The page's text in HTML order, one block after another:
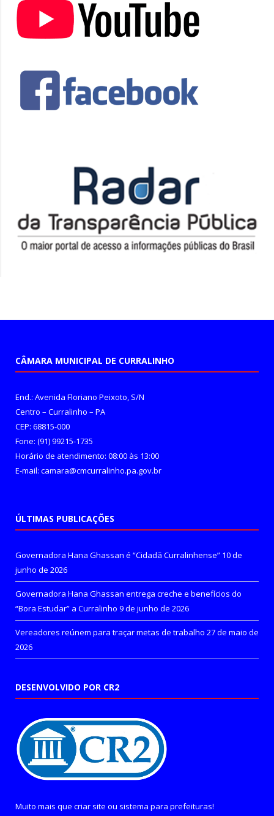
CÂMARA MUNICIPAL DE CURRALINHO
End.: Avenida Floriano Peixoto, S/N
Centro – Curralinho – PA
CEP: 68815-000
Fone: (91) 99215-1735
Horário de atendimento: 08:00 às 13:00
E-mail: camara@cmcurralinho.pa.gov.br
ÚLTIMAS PUBLICAÇÕES
Governadora Hana Ghassan é “Cidadã Curralinhense” 10 de
junho de 2026
Governadora Hana Ghassan entrega creche e benefícios do
“Bora Estudar” a Curralinho 9 de junho de 2026
Vereadores reúnem para traçar metas de trabalho 27 de maio de
2026
DESENVOLVIDO POR CR2
Muito mais que criar site ou sistema para prefeituras!